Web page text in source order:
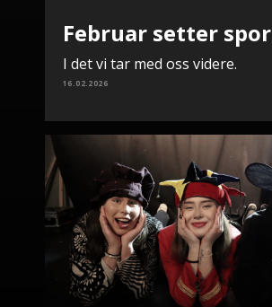
Februar setter spor
I det vi tar med oss videre.
16.02.2026